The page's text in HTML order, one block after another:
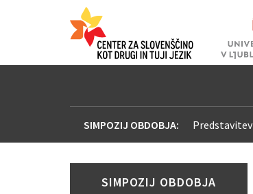
SIMPOZIJ OBDOBJA: Predstavitev
SIMPOZIJ OBDOBJA